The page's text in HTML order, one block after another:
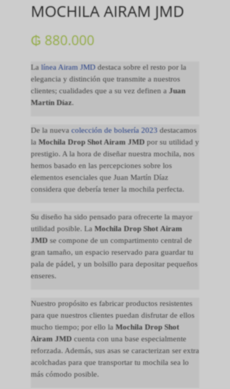
MOCHILA AIRAM JMD
₲ 880.000
La línea Airam JMDdestaca sobre el resto por la
elegancia y distinción que transmite a nuestros
clientes; cualidades que a su vez definen a Juan
Martín Díaz.
De la nueva colección de bolsería 2023destacamos
la Mochila Drop Shot Airam JMD por su utilidad y
prestigio. A la hora de diseñar nuestra mochila, nos
hemos basado en las percepciones sobre los
elementos esenciales que Juan Martín Díaz
considera que debería tener la mochila perfecta.
Su diseño ha sido pensado para ofrecerte la mayor
utilidad posible. La Mochila Drop Shot Airam
JMDse compone de un compartimento central de
gran tamaño, un espacio reservado para guardar tu
pala de pádel, y un bolsillo para depositar pequeños
enseres.
Nuestro propósito es fabricar productos resistentes
para que nuestros clientes puedan disfrutar de ellos
mucho tiempo; por ello la Mochila Drop Shot
Airam JMD cuenta con una base especialmente
reforzada. Además, sus asas se caracterizan ser extra
acolchadas para que transportar tu mochila sea lo
más cómodo posible.